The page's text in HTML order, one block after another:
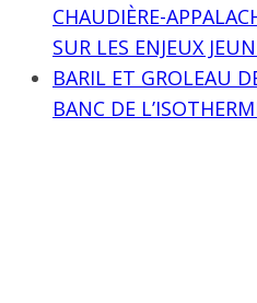
CHAUDIÈRE-
SUR LES ENJEUX
BARIL ET GROLEAU
BANC DE